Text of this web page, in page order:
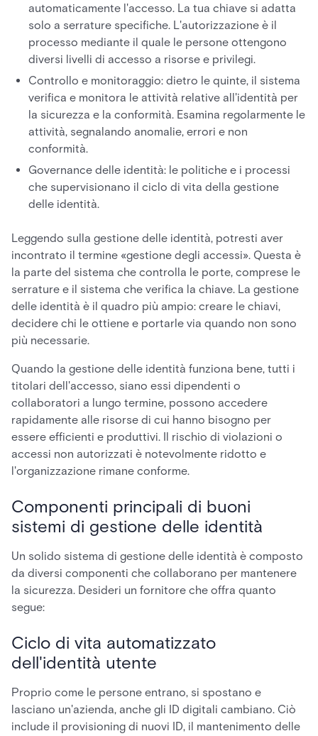
automaticamente l'accesso. La tua chiave si adatta
solo a serrature specifiche. L'autorizzazione è il
processo mediante il quale le persone ottengono
diversi livelli di accesso a risorse e privilegi.
Controllo e monitoraggio: dietro le quinte, il sistema
verifica e monitora le attività relative all'identità per
la sicurezza e la conformità. Esamina regolarmente le
attività, segnalando anomalie, errori e non
conformità.
Governance delle identità: le politiche e i processi
che supervisionano il ciclo di vita della gestione
delle identità.
Leggendo sulla gestione delle identità, potresti aver
incontrato il termine «gestione degli accessi». Questa è
la parte del sistema che controlla le porte, comprese le
serrature e il sistema che verifica la chiave. La gestione
delle identità è il quadro più ampio: creare le chiavi,
decidere chi le ottiene e portarle via quando non sono
più necessarie.
Quando la gestione delle identità funziona bene, tutti i
titolari dell'accesso, siano essi dipendenti o
collaboratori a lungo termine, possono accedere
rapidamente alle risorse di cui hanno bisogno per
essere efficienti e produttivi. Il rischio di violazioni o
accessi non autorizzati è notevolmente ridotto e
l'organizzazione rimane conforme.
Componenti principali di buoni
sistemi di gestione delle identità
Un solido sistema di gestione delle identità è composto
da diversi componenti che collaborano per mantenere
la sicurezza. Desideri un fornitore che offra quanto
segue:
Ciclo di vita automatizzato
dell'identità utente
Proprio come le persone entrano, si spostano e
lasciano un'azienda, anche gli ID digitali cambiano. Ciò
include il provisioning di nuovi ID, il mantenimento delle